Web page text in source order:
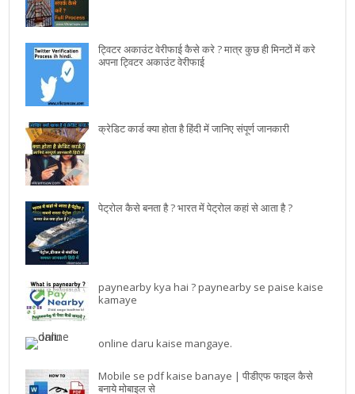
ट्विटर अकाउंट वेरीफाई कैसे करे ? मात्र कुछ ही मिनटों में करे
अपना ट्विटर अकाउंट वेरीफाई
क्रेडिट कार्ड क्या होता है हिंदी में जानिए संपूर्ण जानकारी
पेट्रोल कैसे बनता है ? भारत में पेट्रोल कहां से आता है ?
paynearby kya hai ? paynearby se paise kaise
kamaye
online daru kaise mangaye.
Mobile se pdf kaise banaye | पीडीएफ फाइल कैसे
बनाये मोबाइल से